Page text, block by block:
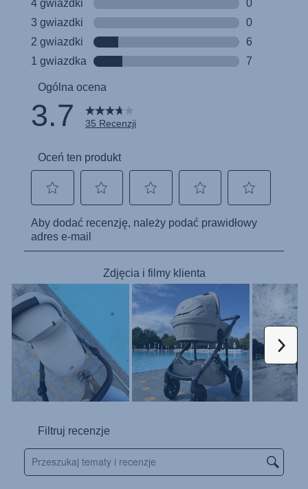
Kullanım talimatı (Türkçe)